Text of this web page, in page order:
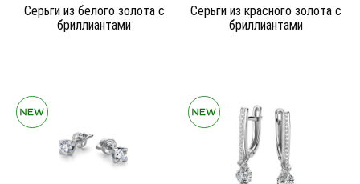
Серьги из белого золота c
бриллиантами
Серьги из красного золота c
бриллиантами